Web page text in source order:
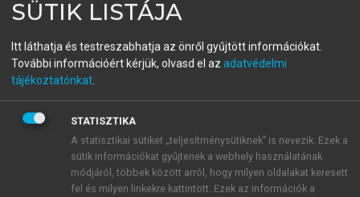
Piaci játszmák
A játékelmélet és alkalmazásai a modern világban
menu_book OLVASÁS
Egyensúlyi helyzetek
SÜTIK LISTÁJA
Itt láthatja és testreszabhatja az önről gyűjtött információkat.
További információért kérjük, olvasd el az adatvédelmi
tájékoztatónkat.
STATISZTIKA
A statisztikai sütiket „teljesítménysütiknek” is nevezik. Ezek a
sütik információkat gyűjtenek a webhely használatának
módjáról, többek között arról, hogy milyen oldalakat keresett
fel és milyen linkekre kattintott. Ezek az információk a